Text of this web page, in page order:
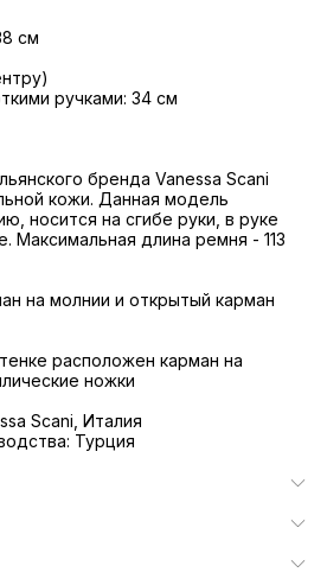
см
ручками: 34 см
бренда Vanessa Scani
кожи. Данная модель
носится на сгибе руки, в руке
Максимальная длина ремня - 113
на молнии и открытый карман
расположен карман на
ножки
Scani, Италия
Турция